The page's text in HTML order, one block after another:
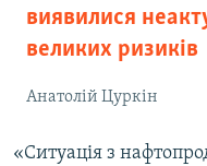
виявилися
великих ризиків
Анатолій Цуркін
«Ситуація з